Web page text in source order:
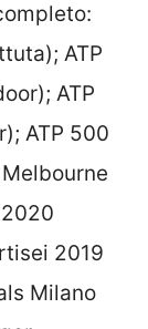
ATP
ATP
ATP 500
2019
Milano